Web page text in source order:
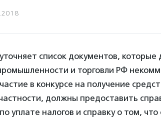
список документов,
и торговли РФ
в конкурсе на получение
должны предоставить
уплате налогов и справку о том,